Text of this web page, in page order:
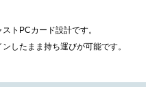
トPCカード設計です。
したまま持ち運びが可能です。